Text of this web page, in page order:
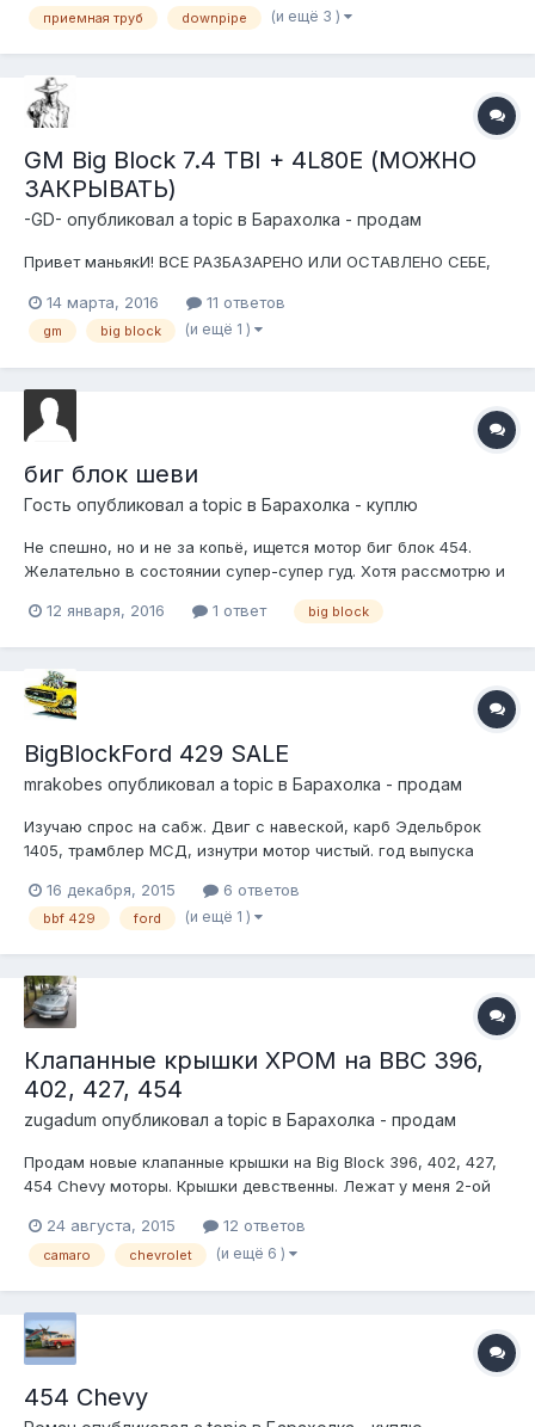
приемная труб downpipe (и ещё 3 )
GM Big Block 7.4 TBI + 4L80E (МОЖНО
ЗАКРЫВАТЬ)
-GD- опубликовал a topic в Барахолка - продам
Привет маньякИ! ВСЕ РАЗБАЗАРЕНО ИЛИ ОСТАВЛЕНО СЕБЕ,
14 марта, 2016 11 ответов
gm big block (и ещё 1 )
биг блок шеви
Гость опубликовал a topic в Барахолка - куплю
Не спешно, но и не за копьё, ищется мотор биг блок 454.
Желательно в состоянии супер-супер гуд. Хотя рассмотрю и
12 января, 2016
1 ответ big block
BigBlockFord 429 SALE
mrakobes опубликовал a topic в Барахолка - продам
Изучаю спрос на сабж. Двиг с навеской, карб Эдельброк
1405, трамблер МСД, изнутри мотор чистый. год выпуска
лункой посредине, (видимо, стоял на чем-то
полноприводном) Привезен с Японии 2 года назад, никуда не
16 декабря, 2015 6 ответов
bbf 429 ford (и ещё 1 )
Клапанные крышки ХРОМ на BBC 396,
402, 427, 454
zugadum опубликовал a topic в Барахолка - продам
Продам новые клапанные крышки на Big Block 396, 402, 427,
454 Chevy моторы. Крышки девственны. Лежат у меня 2-ой
Блестят аж жмуришься. Фото сделаны 04.05.2015 Находятся
в Московской области, город Мытищи Цена: 10 000 руб.
24 августа, 2015 12 ответов
camaro chevrolet (и ещё 6 )
454 Chevy